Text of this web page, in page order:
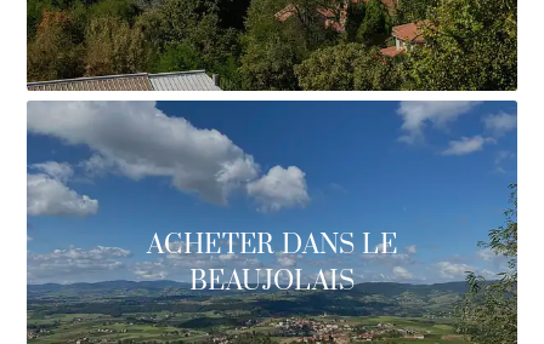
ACHETER DANS LE
BEAUJOLAIS